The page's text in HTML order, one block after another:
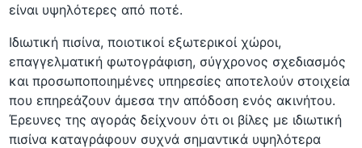
είναι υψηλότερες από ποτέ.
Ιδιωτική πισίνα, ποιοτικοί εξωτερικοί χώροι,
επαγγελματική φωτογράφιση, σύγχρονος σχεδιασμός
και προσωποποιημένες υπηρεσίες αποτελούν στοιχεία
που επηρεάζουν άμεσα την απόδοση ενός ακινήτου.
Έρευνες της αγοράς δείχνουν ότι οι βίλες με ιδιωτική
πισίνα καταγράφουν συχνά σημαντικά υψηλότερα